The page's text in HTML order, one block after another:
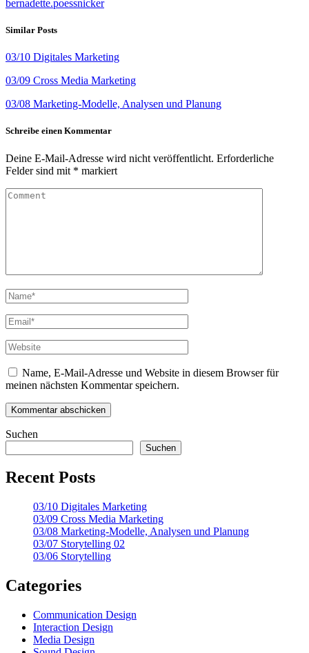
bernadette.poessnicker
Similar Posts
03/10 Digitales Marketing
03/09 Cross Media Marketing
03/08 Marketing-Modelle, Analysen und Planung
Schreibe einen Kommentar
Deine E-Mail-Adresse wird nicht veröffentlicht. Erforderliche
Felder sind mit * markiert
Name, E-Mail-Adresse und Website in diesem Browser für
meinen nächsten Kommentar speichern.
Suchen
Suchen
Recent Posts
03/10 Digitales Marketing
03/09 Cross Media Marketing
03/08 Marketing-Modelle, Analysen und Planung
03/07 Storytelling 02
03/06 Storytelling
Categories
Communication Design
Interaction Design
Media Design